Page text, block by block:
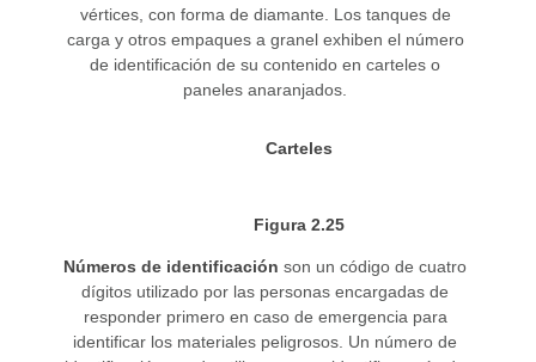
vértices, con forma de diamante. Los tanques de
carga y otros empaques a granel exhiben el número
de identificación de su contenido en carteles o
paneles anaranjados.
Carteles
Figura 2.25
Números de identificación son un código de cuatro
dígitos utilizado por las personas encargadas de
responder primero en caso de emergencia para
identificar los materiales peligrosos. Un número de